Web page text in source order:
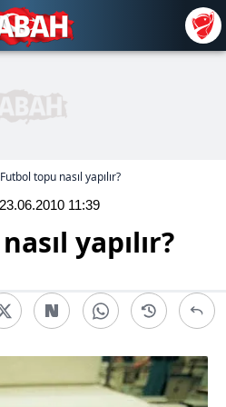
Futbol topu nasıl yapılır?
11:39
yapılır?